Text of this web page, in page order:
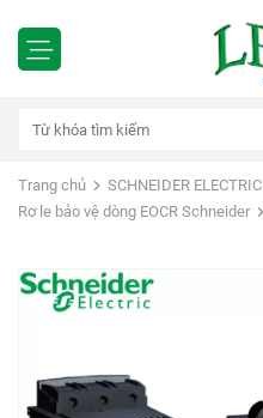
Trang chủ SCHNEIDER ELECTRIC
Rơ le bảo vệ dòng EOCR Schneider